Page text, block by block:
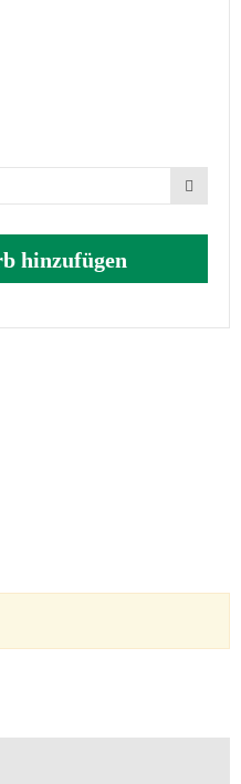
hinzufügen